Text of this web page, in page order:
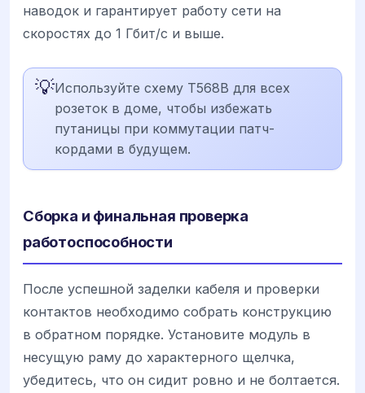
наводок и гарантирует работу сети на
скоростях до 1 Гбит/с и выше.
💡Используйте схему T568B для всех
розеток в доме, чтобы избежать
путаницы при коммутации патч-
кордами в будущем.
Сборка и финальная проверка
работоспособности
После успешной заделки кабеля и проверки
контактов необходимо собрать конструкцию
в обратном порядке. Установите модуль в
несущую раму до характерного щелчка,
убедитесь, что он сидит ровно и не болтается.